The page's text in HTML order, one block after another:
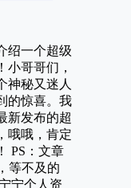
绍一个超级
哥哥们，
神秘又迷人
的惊喜。我
新发布的超
哦哦，肯定
PS：文章
等不及的
宁个人资